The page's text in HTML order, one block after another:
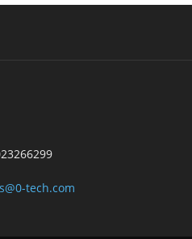
tech.com